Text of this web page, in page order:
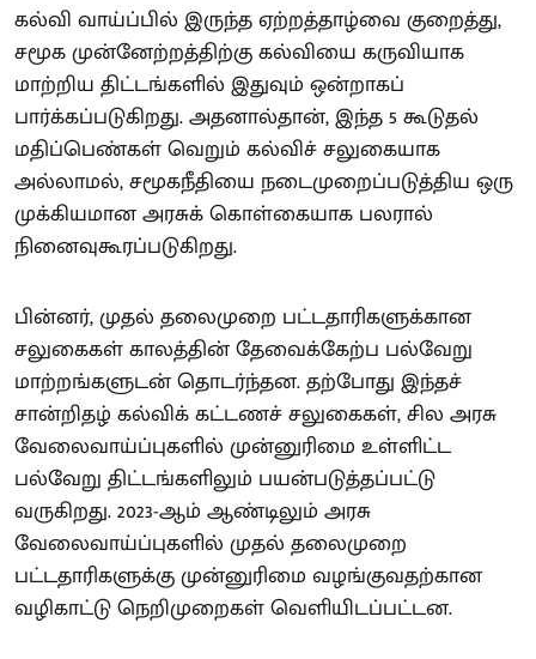
கல்வி வாய்ப்பில் இருந்த ஏற்றத்தாழ்வை குறைத்து,
சமூக முன்னேற்றத்திற்கு கல்வியை கருவியாக
மாற்றிய திட்டங்களில் இதுவும் ஒன்றாகப்
பார்க்கப்படுகிறது. அதனால்தான், இந்த 5 கூடுதல்
மதிப்பெண்கள் வெறும் கல்விச் சலுகையாக
அல்லாமல், சமூகநீதியை நடைமுறைப்படுத்திய ஒரு
முக்கியமான அரசுக் கொள்கையாக பலரால்
நினைவுகூரப்படுகிறது.
பின்னர், முதல் தலைமுறை பட்டதாரிகளுக்கான
சலுகைகள் காலத்தின் தேவைக்கேற்ப பல்வேறு
மாற்றங்களுடன் தொடர்ந்தன. தற்போது இந்தச்
சான்றிதழ் கல்விக் கட்டணச் சலுகைகள், சில அரசு
வேலைவாய்ப்புகளில் முன்னுரிமை உள்ளிட்ட
பல்வேறு திட்டங்களிலும் பயன்படுத்தப்பட்டு
வருகிறது. 2023-ஆம் ஆண்டிலும் அரசு
வேலைவாய்ப்புகளில் முதல் தலைமுறை
பட்டதாரிகளுக்கு முன்னுரிமை வழங்குவதற்கான
வழிகாட்டு நெறிமுறைகள் வெளியிடப்பட்டன.